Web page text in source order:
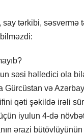
tərkibi,
səsi həlledici ola
və
qəti şəkildə irəli
iyulun 4-də
ərazi